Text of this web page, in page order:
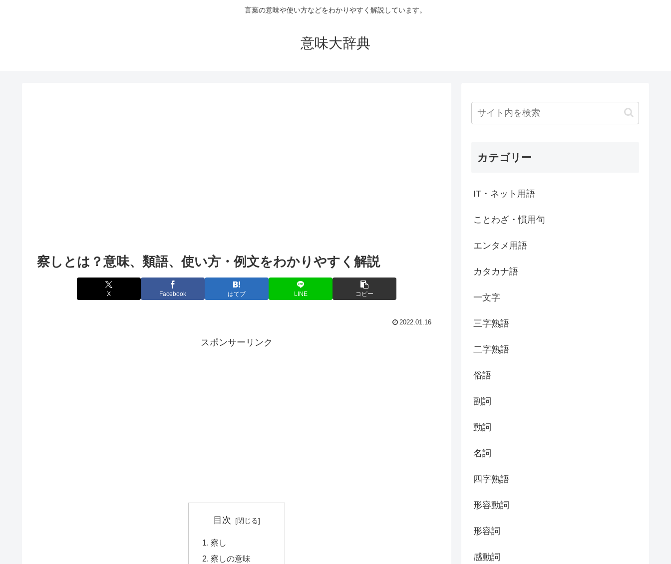
言葉の意味や使い方などをわかりやすく解説しています。
意味大辞典
察しとは？意味、類語、使い方・例文をわかりやすく解説
X Facebook はてブ LINE コピー
2022.01.16
スポンサーリンク
目次
察し
察しの意味
カテゴリー
IT・ネット用語
ことわざ・慣用句
エンタメ用語
カタカナ語
一文字
三字熟語
二字熟語
俗語
副詞
動詞
名詞
四字熟語
形容動詞
形容詞
感動詞